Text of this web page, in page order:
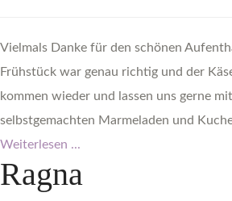
Vielmals Danke für den schönen
Frühstück war genau richtig und der
kommen wieder und lassen uns gerne
selbstgemachten Marmeladen und
Weiterlesen ...
Ragna